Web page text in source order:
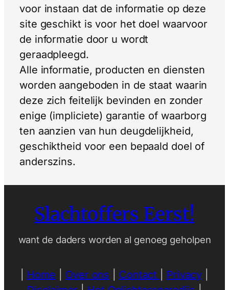
voor instaan dat de informatie op deze
site geschikt is voor het doel waarvoor
de informatie door u wordt
geraadpleegd.
Alle informatie, producten en diensten
worden aangeboden in de staat waarin
deze zich feitelijk bevinden en zonder
enige (impliciete) garantie of waarborg
ten aanzien van hun deugdelijkheid,
geschiktheid voor een bepaald doel of
anderszins.
Slachtoffers Eerst!
want de daders worden al genoeg geholpen
Home Over ons Contact Privacy